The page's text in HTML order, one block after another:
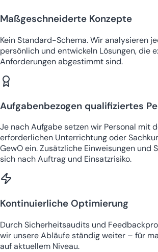
Maßgeschneiderte Konzepte
Kein Standard-Schema. Wir analysieren
persönlich und entwickeln Lösungen, die
Anforderungen abgestimmt sind.
Aufgabenbezogen qualifiziertes
Je nach Aufgabe setzen wir Personal mit
erforderlichen Unterrichtung oder
GewO ein. Zusätzliche Einweisungen und
sich nach Auftrag und Einsatzrisiko.
Kontinuierliche Optimierung
Durch Sicherheitsaudits und
wir unsere Abläufe ständig weiter – für
auf aktuellem Niveau.